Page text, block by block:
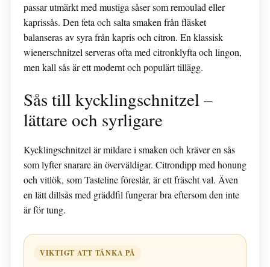
passar utmärkt med mustiga såser som remoulad eller
kaprissås. Den feta och salta smaken från fläsket
balanseras av syra från kapris och citron. En klassisk
wienerschnitzel serveras ofta med citronklyfta och lingon,
men kall sås är ett modernt och populärt tillägg.
Sås till kycklingschnitzel –
lättare och syrligare
Kycklingschnitzel är mildare i smaken och kräver en sås
som lyfter snarare än överväldigar. Citrondipp med honung
och vitlök, som Tasteline föreslår, är ett fräscht val. Även
en lätt dillsås med gräddfil fungerar bra eftersom den inte
är för tung.
VIKTIGT ATT TÄNKA PÅ